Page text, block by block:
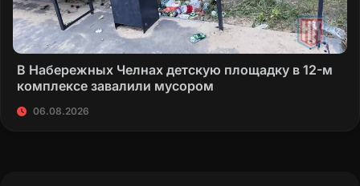
В Набережных Челнах детскую площадку в 12-м
комплексе завалили мусором
06.08.2026